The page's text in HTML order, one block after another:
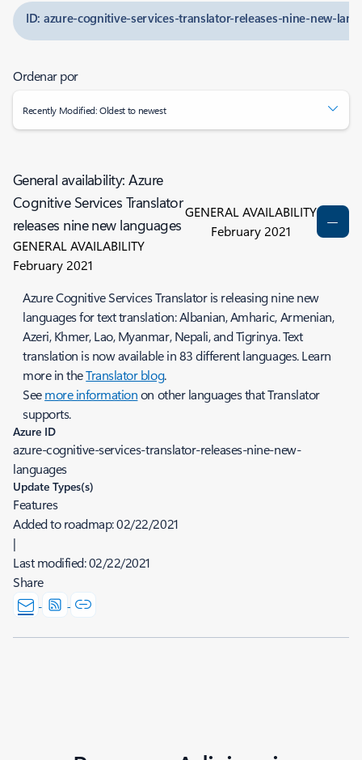
ID: azure-cognitive-services-translator-releases-nine-new-
Ordenar por
Recently Modified: Oldest to newest
General availability: Azure
Cognitive Services Translator
releases nine new languages
GENERAL AVAILABILITY
February 2021
GENERAL AVAILABILITY
February 2021
Azure Cognitive Services Translator is releasing nine new
languages for text translation: Albanian, Amharic, Armenian,
Azeri, Khmer, Lao, Myanmar, Nepali, and Tigrinya. Text
translation is now available in 83 different languages. Learn
more in theTranslator blog.
Seemore informationon other languages that Translator
supports.
Azure ID
azure-cognitive-services-translator-releases-nine-new-
languages
Update Types(s)
Features
Added to roadmap:02/22/2021
|
Last modified:02/22/2021
Share